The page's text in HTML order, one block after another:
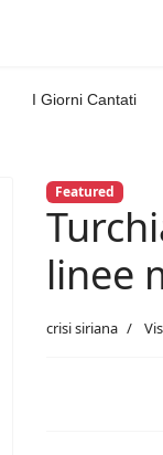
I Giorni Cantati
Featured
linee
crisi siriana